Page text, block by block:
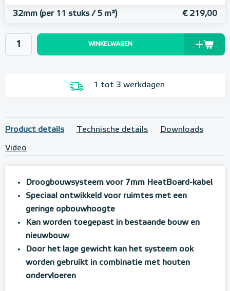
32mm (per 11 stuks / 5 m²) € 219,00
WINKELWAGEN
1 tot 3 werkdagen
Product details Technische details Downloads
Video
Droogbouwsysteem voor 7mm HeatBoard-kabel
Speciaal ontwikkeld voor ruimtes met een
geringe opbouwhoogte
Kan worden toegepast in bestaande bouw en
nieuwbouw
Door het lage gewicht kan het systeem ook
worden gebruikt in combinatie met houten
ondervloeren